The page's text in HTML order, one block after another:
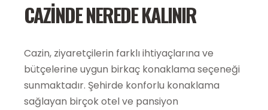
CAZINDE NEREDE KALINIR
Cazin, ziyaretçilerin farklı ihtiyaçlarına ve
bütçelerine uygun birkaç konaklama seçeneği
sunmaktadır. Şehirde konforlu konaklama
sağlayan birçok otel ve pansiyon